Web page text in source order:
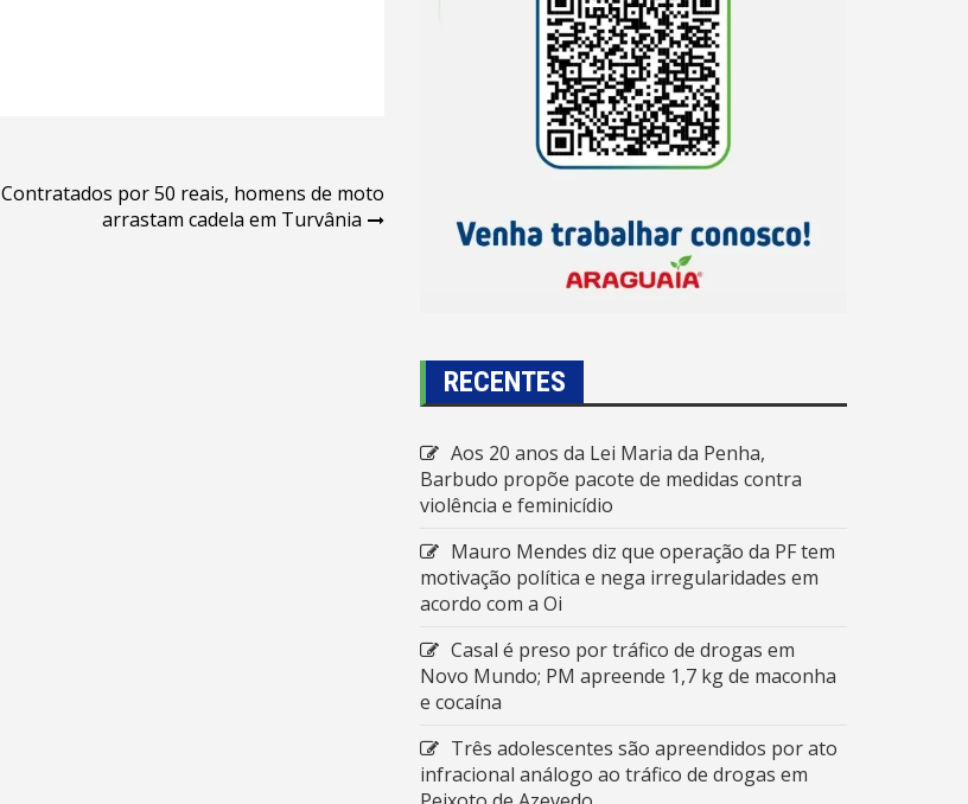
Contratados por 50 reais, homens de moto
arrastam cadela em Turvânia
RECENTES
Aos 20 anos da Lei Maria da Penha,
Barbudo propõe pacote de medidas contra
violência e feminicídio
Mauro Mendes diz que operação da PF tem
motivação política e nega irregularidades em
acordo com a Oi
Casal é preso por tráfico de drogas em
Novo Mundo; PM apreende 1,7 kg de maconha
e cocaína
Três adolescentes são apreendidos por ato
infracional análogo ao tráfico de drogas em